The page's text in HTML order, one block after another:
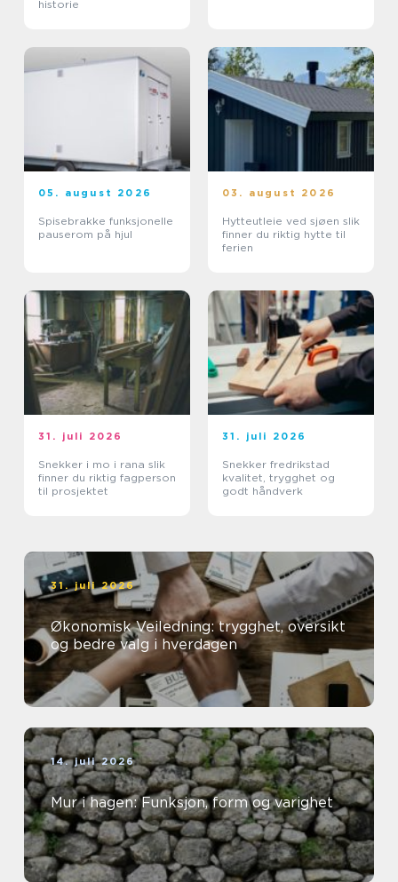
historie
05. august 2026
Spisebrakke funksjonelle
pauserom på hjul
03. august 2026
Hytteutleie ved sjøen slik
finner du riktig hytte til
ferien
31. juli 2026
Snekker i mo i rana slik
finner du riktig fagperson
til prosjektet
31. juli 2026
Snekker fredrikstad
kvalitet, trygghet og
godt håndverk
31. juli 2026
Økonomisk Veiledning: trygghet, oversikt
og bedre valg i hverdagen
14. juli 2026
Mur i hagen: Funksjon, form og varighet